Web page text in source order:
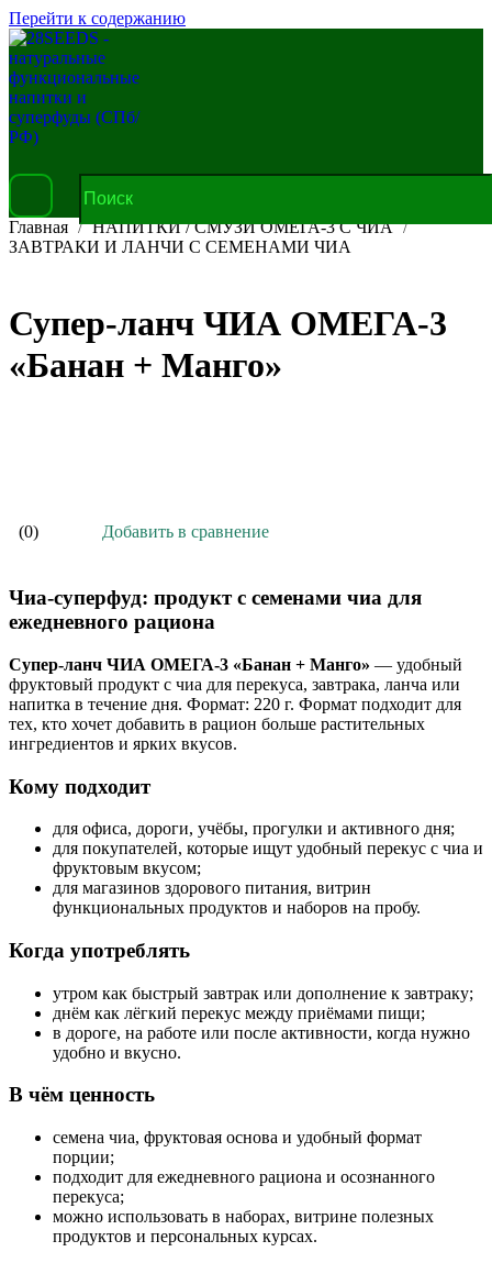
Перейти к содержанию
Главная
НАПИТКИ / СМУЗИ ОМЕГА-3 С ЧИА
ЗАВТРАКИ И ЛАНЧИ С СЕМЕНАМИ ЧИА
Супер-ланч ЧИА ОМЕГА-3
«Банан + Манго»
(0) Добавить в сравнение
Чиа-суперфуд: продукт с семенами чиа для
ежедневного рациона
Супер-ланч ЧИА ОМЕГА-3 «Банан + Манго» — удобный
фруктовый продукт с чиа для перекуса, завтрака, ланча или
напитка в течение дня. Формат: 220 г. Формат подходит для
тех, кто хочет добавить в рацион больше растительных
ингредиентов и ярких вкусов.
Кому подходит
для офиса, дороги, учёбы, прогулки и активного дня;
для покупателей, которые ищут удобный перекус с чиа и
фруктовым вкусом;
для магазинов здорового питания, витрин
функциональных продуктов и наборов на пробу.
Когда употреблять
утром как быстрый завтрак или дополнение к завтраку;
днём как лёгкий перекус между приёмами пищи;
в дороге, на работе или после активности, когда нужно
удобно и вкусно.
В чём ценность
семена чиа, фруктовая основа и удобный формат
порции;
подходит для ежедневного рациона и осознанного
перекуса;
можно использовать в наборах, витрине полезных
продуктов и персональных курсах.